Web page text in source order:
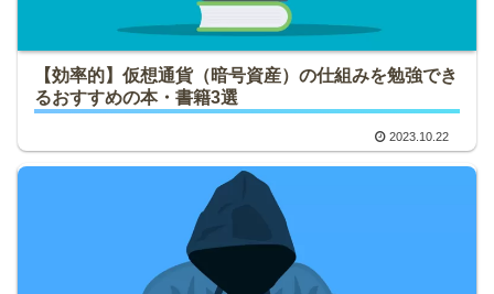
【効率的】仮想通貨（暗号資産）の仕組みを勉強でき
るおすすめの本・書籍3選
2023.10.22